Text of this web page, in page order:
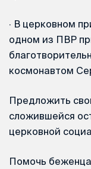
· В церковном
одном из ПВР
космонавтом
Предложить
сложившейся
церковной
Помочь